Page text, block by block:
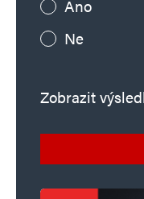
Ano
Ne
Zobrazit